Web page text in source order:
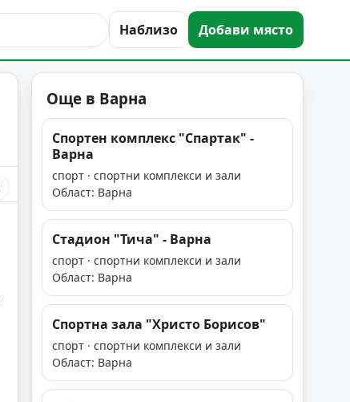
Наблизо Добави място
Още в Варна
Спортен комплекс "Спартак" -
Варна
спорт · спортни комплекси и зали
Област: Варна
Стадион "Тича" - Варна
спорт · спортни комплекси и зали
Област: Варна
Спортна зала "Христо Борисов"
спорт · спортни комплекси и зали
Област: Варна